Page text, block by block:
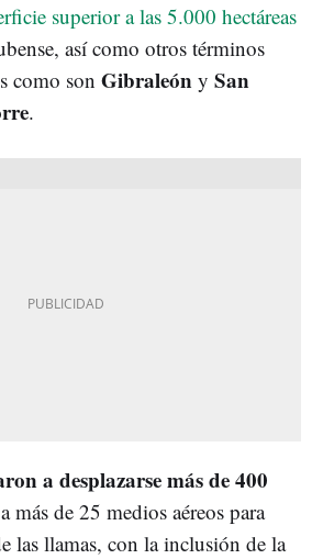
superior a las 5.000 hectáreas
así como otros términos
como son Gibraleón y San
.
a desplazarse más de 400
más de 25 medios aéreos para
las llamas, con la inclusión de la